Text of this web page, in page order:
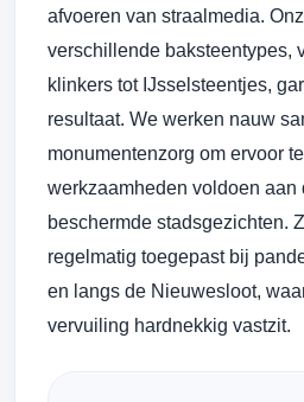
afvoeren van straalmedia.
verschillende baksteentypes,
klinkers tot IJsselsteentjes,
resultaat. We werken nauw
monumentenzorg om ervoor
werkzaamheden voldoen aan
beschermde stadsgezichten.
regelmatig toegepast bij
en langs de Nieuwesloot,
vervuiling hardnekkig vastzit.